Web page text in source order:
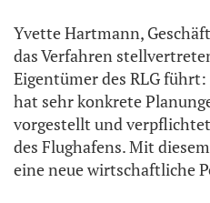
Yvette Hartmann,
das Verfahren
Eigentümer des RLG
hat sehr konkrete
vorgestellt und
des Flughafens. Mit
eine neue wirtschaftliche